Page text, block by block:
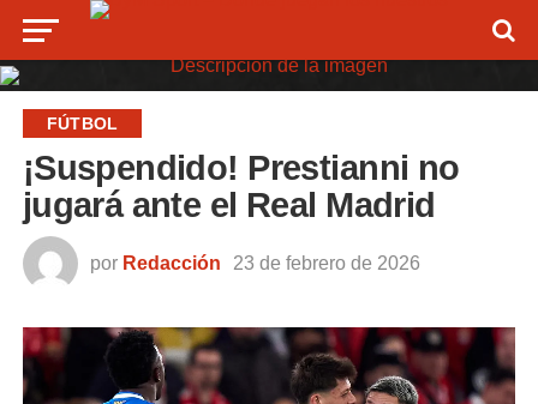
FÚTBOL
¡Suspendido! Prestianni no
jugará ante el Real Madrid
por Redacción 23 de febrero de 2026